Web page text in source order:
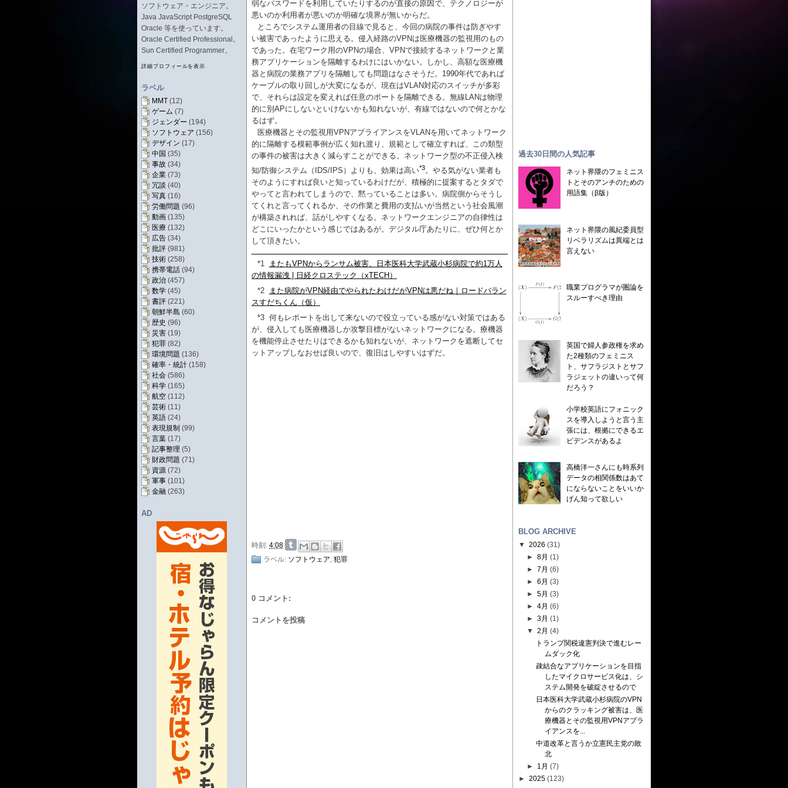
ソフトウェア・エンジニア。
Java JavaScript PostgreSQL
Oracle 等を使っています。
Oracle Certified Professional。
Sun Certified Programmer。
詳細プロフィールを表示
ラベル
MMT (12)
ゲーム (7)
ジェンダー (194)
ソフトウェア (156)
デザイン (17)
中国 (35)
事故 (34)
企業 (73)
冗談 (40)
写真 (16)
労働問題 (96)
動画 (135)
医療 (132)
広告 (34)
批評 (981)
技術 (258)
携帯電話 (94)
政治 (457)
数学 (45)
書評 (221)
朝鮮半島 (60)
歴史 (96)
災害 (19)
犯罪 (82)
環境問題 (136)
確率・統計 (158)
社会 (586)
科学 (165)
航空 (112)
芸術 (11)
英語 (24)
表現規制 (99)
言葉 (17)
記事整理 (5)
財政問題 (71)
資源 (72)
軍事 (101)
金融 (263)
AD
弱なパスワードを利用していたりするのが直接の原因で、テクノロジーが
悪いのか利用者が悪いのか明確な境界が無いからだ。
ところでシステム運用者の目線で見ると、今回の病院の事件は防ぎやす
い被害であったように思える。侵入経路のVPNは医療機器の監視用のもの
であった。在宅ワーク用のVPNの場合、VPNで接続するネットワークと業
務アプリケーションを隔離するわけにはいかない。しかし、高額な医療機
器と病院の業務アプリを隔離しても問題はなさそうだ。1990年代であれば
ケーブルの取り回しが大変になるが、現在はVLAN対応のスイッチが多彩
で、それらは設定を変えれば任意のポートを隔離できる。無線LANは物理
的に別APにしないといけないかも知れないが、有線ではないので何とかな
るはず。
医療機器とその監視用VPNアプライアンスをVLANを用いてネットワーク
的に隔離する模範事例が広く知れ渡り、規範として確立すれば、この類型
の事件の被害は大きく減らすことができる。ネットワーク型の不正侵入検
知/防御システム（IDS/IPS）よりも、効果は高い*3。やる気がない業者も
そのようにすれば良いと知っているわけだが、積極的に提案するとタダで
やってと言われてしまうので、黙っていることは多い。病院側からそうし
てくれと言ってくれるか、その作業と費用の支払いが当然という社会風潮
が構築されれば、話がしやすくなる。ネットワークエンジニアの自律性は
どこにいったかという感じではあるが。デジタル庁あたりに、ぜひ何とか
して頂きたい。
*1
またもVPNからランサム被害、日本医科大学武蔵小杉病院で約1万人
の情報漏洩 | 日経クロステック（xTECH）
*2
また病院がVPN経由でやられたわけだがVPNは悪だね｜ロードバラン
スすだちくん（仮）
*3 何もレポートを出して来ないので役立っている感がない対策ではある
が、侵入しても医療機器しか攻撃目標がないネットワークになる。療機器
を機能停止させたりはできるかも知れないが、ネットワークを遮断してセ
ットアップしなおせば良いので、復旧はしやすいはずだ。
時刻: 4:08
ラベル: ソフトウェア 犯罪
0 コメント:
コメントを投稿
過去30日間の人気記事
ネット界隈のフェミニス
トとそのアンチのための
用語集（β版）
ネット界隈の風紀委員型
リベラリズムは異端とは
言えない
職業プログラマが圏論を
スルーすべき理由
英国で婦人参政権を求め
た2種類のフェミニス
ト、サフラジストとサフ
ラジェットの違いって何
だろう？
小学校英語にフォニック
スを導入しようと言う主
張には、根拠にできるエ
ビデンスがあるよ
高橋洋一さんにも時系列
データの相関係数はあて
にならないことをいいか
げん知って欲しい
BLOG ARCHIVE
▼ 2026 (31)
►8月 (1)
►7月 (6)
►6月 (3)
►5月 (3)
►4月 (6)
►3月 (1)
▼ 2月 (4)
トランプ関税違憲判決で進むレー
ムダック化
疎結合なアプリケーションを目指
したマイクロサービス化は、シ
ステム開発を破綻させるので
日本医科大学武蔵小杉病院のVPN
からのクラッキング被害は、医
療機器とその監視用VPNアプラ
イアンスを...
中道改革と言うか立憲民主党の敗
北
► 1月 (7)
► 2025 (123)